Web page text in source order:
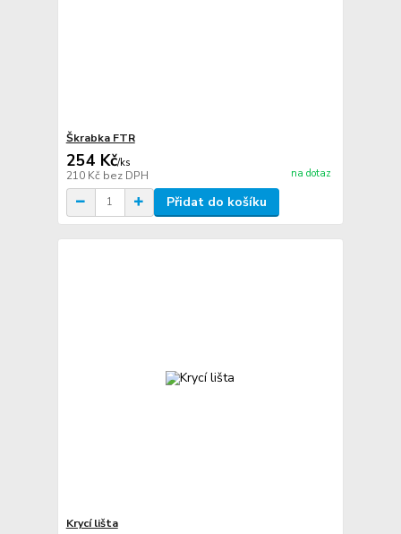
Škrabka FTR
254 Kč/ks
210 Kč bez DPH na dotaz
Přidat do košíku
Krycí lišta